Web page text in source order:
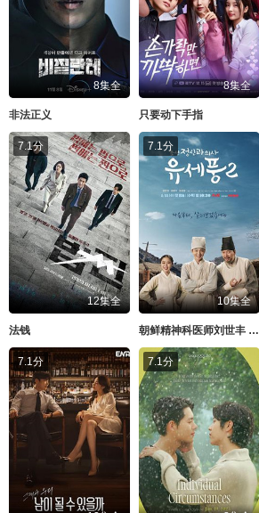
8集全
非法正义
8集全
只要动下手指
7.1分
12集全
法钱
7.1分
10集全
朝鲜精神科医师刘世丰 第二季
7.1分 7.1分